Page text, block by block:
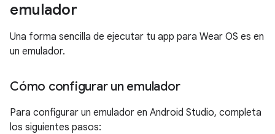
emulador
Una forma sencilla de ejecutar tu app para Wear OS es en
un emulador.
Cómo configurar un emulador
Para configurar un emulador en Android Studio, completa
los siguientes pasos: